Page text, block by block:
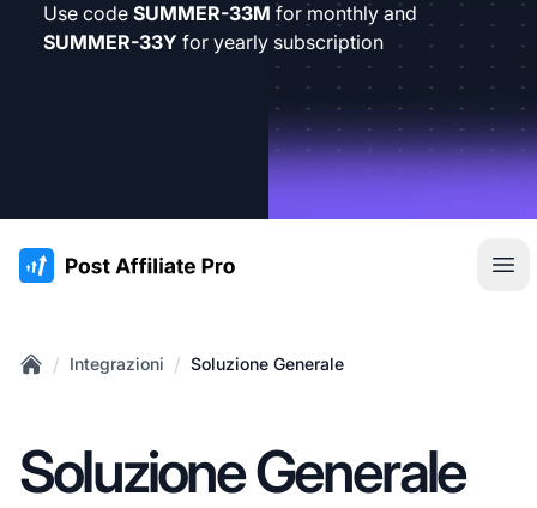
Use code SUMMER-33M for monthly and
SUMMER-33Y for yearly subscription
:site.title
/ Integrazioni / Soluzione Generale
Soluzione Generale